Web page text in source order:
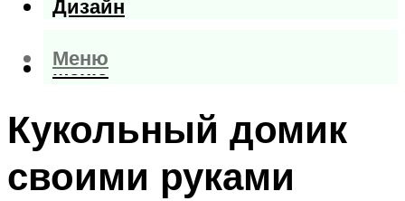
Дизайн
Меню
Меню
Кукольный домик
своими руками